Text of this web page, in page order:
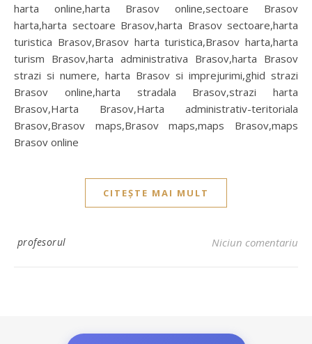
harta online,harta Brasov online,sectoare Brasov
harta,harta sectoare Brasov,harta Brasov sectoare,harta
turistica Brasov,Brasov harta turistica,Brasov harta,harta
turism Brasov,harta administrativa Brasov,harta Brasov
strazi si numere, harta Brasov si imprejurimi,ghid strazi
Brasov online,harta stradala Brasov,strazi harta
Brasov,Harta Brasov,Harta administrativ-teritoriala
Brasov,Brasov maps,Brasov maps,maps Brasov,maps
Brasov online
CITEȘTE MAI MULT
profesorul Niciun comentariu